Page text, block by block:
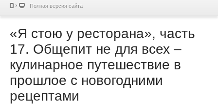
Полная версия сайта
«Я стою у ресторана», часть
17. Общепит не для всех –
кулинарное путешествие в
прошлое c новогодними
рецептами